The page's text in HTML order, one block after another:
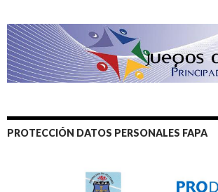
PROTECCIÓN DATOS PERSONALES FAPA